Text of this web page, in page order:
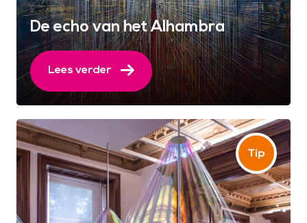
De echo van het Alhambra
Lees verder